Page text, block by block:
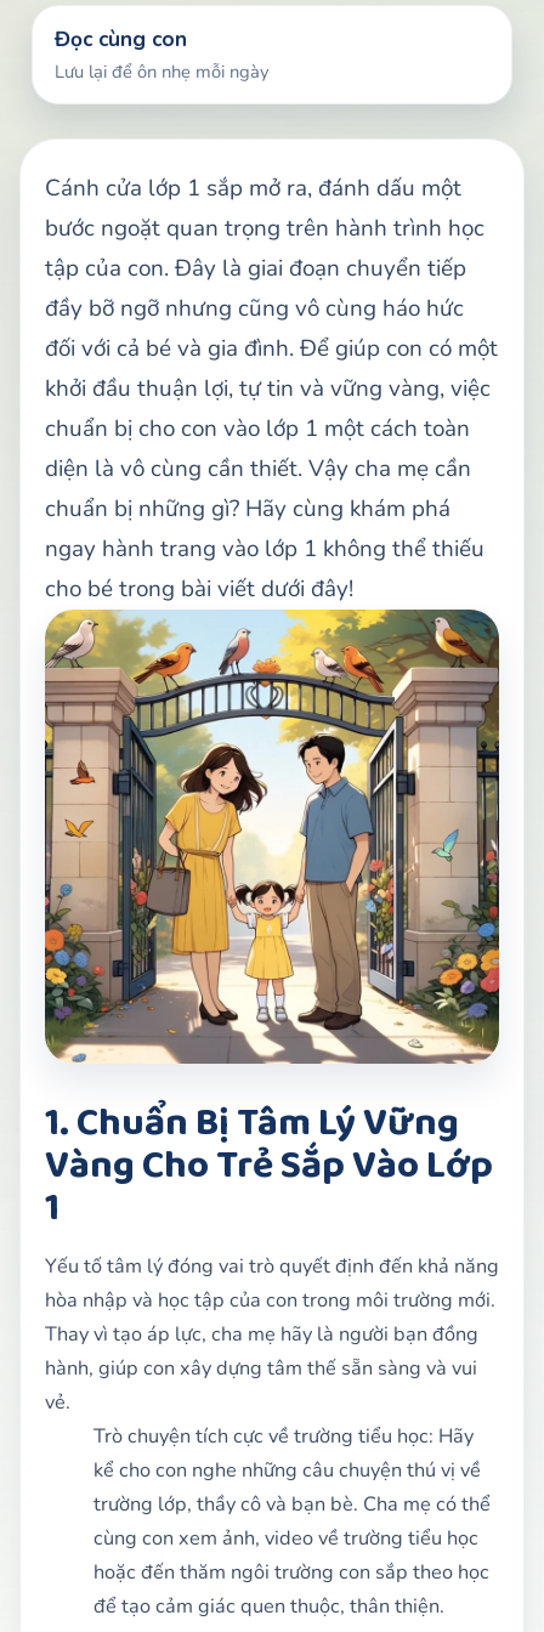
Đọc cùng con
Lưu lại để ôn nhẹ mỗi ngày
Cánh cửa lớp 1 sắp mở ra, đánh dấu một
bước ngoặt quan trọng trên hành trình học
tập của con. Đây là giai đoạn chuyển tiếp
đầy bỡ ngỡ nhưng cũng vô cùng háo hức
đối với cả bé và gia đình. Để giúp con có một
khởi đầu thuận lợi, tự tin và vững vàng, việc
chuẩn bị cho con vào lớp 1 một cách toàn
diện là vô cùng cần thiết. Vậy cha mẹ cần
chuẩn bị những gì? Hãy cùng khám phá
ngay hành trang vào lớp 1 không thể thiếu
cho bé trong bài viết dưới đây!
1. Chuẩn Bị Tâm Lý Vững
Vàng Cho Trẻ Sắp Vào Lớp
1
Yếu tố tâm lý đóng vai trò quyết định đến khả năng
hòa nhập và học tập của con trong môi trường mới.
Thay vì tạo áp lực, cha mẹ hãy là người bạn đồng
hành, giúp con xây dựng tâm thế sẵn sàng và vui
vẻ.
Trò chuyện tích cực về trường tiểu học: Hãy
kể cho con nghe những câu chuyện thú vị về
trường lớp, thầy cô và bạn bè. Cha mẹ có thể
cùng con xem ảnh, video về trường tiểu học
hoặc đến thăm ngôi trường con sắp theo học
để tạo cảm giác quen thuộc, thân thiện.